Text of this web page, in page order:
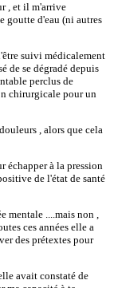
, et il m'arrive
goutte d'eau (ni autres
suivi médicalement
de se dégradé depuis
perclus de
chirurgicale pour un
, alors que cela
échapper à la pression
de l'état de santé
mentale ....mais non ,
ces années elle a
des prétextes pour
avait constaté de